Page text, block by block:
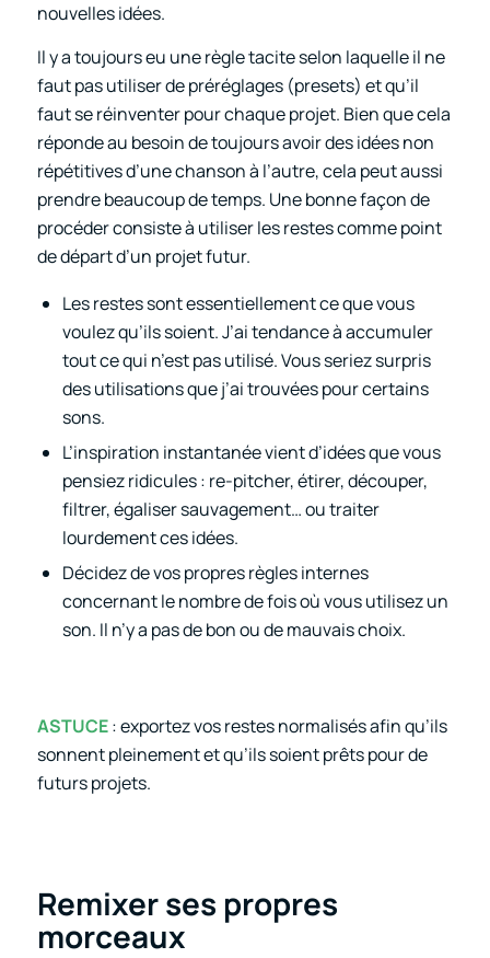
nouvelles idées.
Il y a toujours eu une règle tacite selon laquelle il ne
faut pas utiliser de préréglages (presets) et qu’il
faut se réinventer pour chaque projet. Bien que cela
réponde au besoin de toujours avoir des idées non
répétitives d’une chanson à l’autre, cela peut aussi
prendre beaucoup de temps. Une bonne façon de
procéder consiste à utiliser les restes comme point
de départ d’un projet futur.
Les restes sont essentiellement ce que vous
voulez qu’ils soient. J’ai tendance à accumuler
tout ce qui n’est pas utilisé. Vous seriez surpris
des utilisations que j’ai trouvées pour certains
sons.
L’inspiration instantanée vient d’idées que vous
pensiez ridicules : re-pitcher, étirer, découper,
filtrer, égaliser sauvagement… ou traiter
lourdement ces idées.
Décidez de vos propres règles internes
concernant le nombre de fois où vous utilisez un
son. Il n’y a pas de bon ou de mauvais choix.
ASTUCE: exportez vos restes normalisés afin qu’ils
sonnent pleinement et qu’ils soient prêts pour de
futurs projets.
Remixer ses propres
morceaux